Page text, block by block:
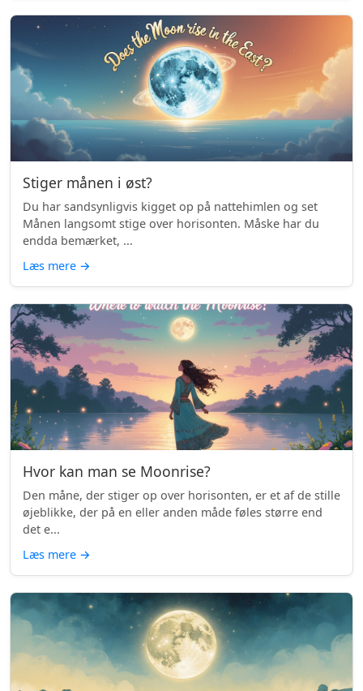
Stiger månen i øst?
Du har sandsynligvis kigget op på nattehimlen og set
Månen langsomt stige over horisonten. Måske har du
endda bemærket, ...
Læs mere →
Hvor kan man se Moonrise?
Den måne, der stiger op over horisonten, er et af de stille
øjeblikke, der på en eller anden måde føles større end
det e...
Læs mere →